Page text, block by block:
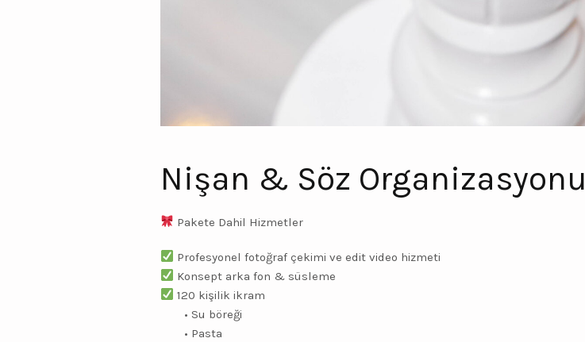
Nişan & Söz Organizasyonu
Pakete Dahil Hizmetler
Profesyonel fotoğraf çekimi ve edit video hizmeti
Konsept arka fon & süsleme
120 kişilik ikram
• Su böreği
• Pasta